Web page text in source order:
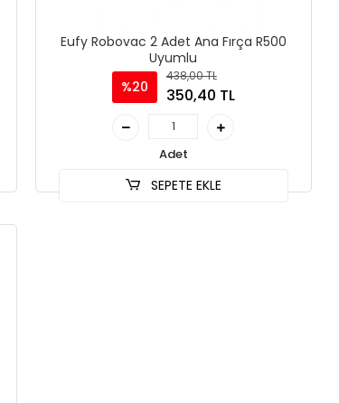
Eufy Robovac 2 Adet Ana Fırça R500
Uyumlu
%20
438,00 TL
350,40 TL
Adet
SEPETE EKLE